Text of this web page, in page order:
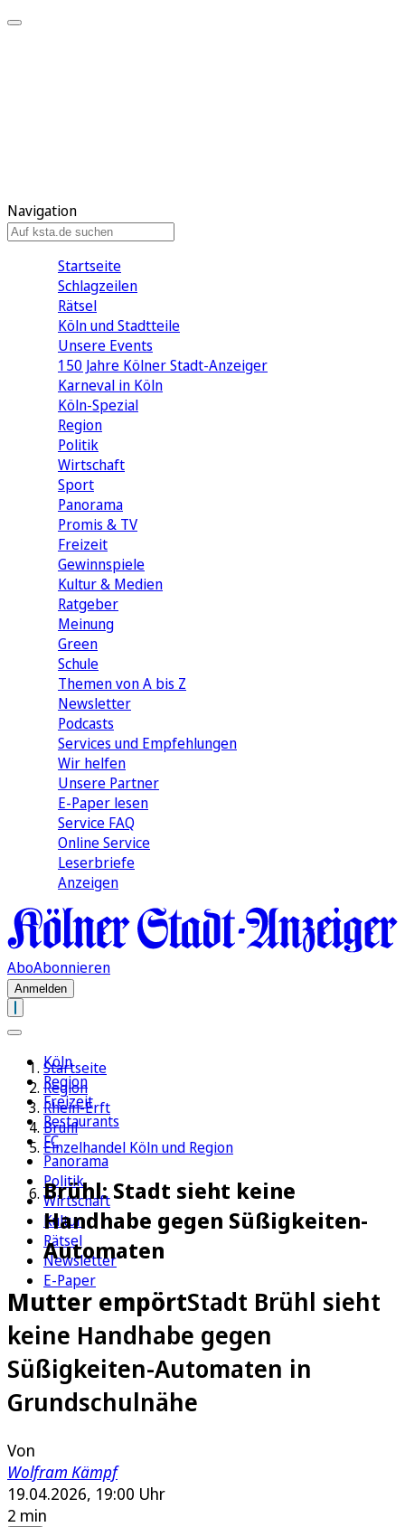
Navigation
Startseite
Schlagzeilen
Rätsel
Köln und Stadtteile
Unsere Events
150 Jahre Kölner Stadt-Anzeiger
Karneval in Köln
Köln-Spezial
Region
Politik
Wirtschaft
Sport
Panorama
Promis & TV
Freizeit
Gewinnspiele
Kultur & Medien
Ratgeber
Meinung
Green
Schule
Themen von A bis Z
Newsletter
Podcasts
Services und Empfehlungen
Wir helfen
Unsere Partner
E-Paper lesen
Service FAQ
Online Service
Leserbriefe
Anzeigen
AboAbonnieren
Anmelden
Köln
Region
Freizeit
Restaurants
FC
Panorama
Politik
Wirtschaft
Kultur
Rätsel
Newsletter
E-Paper
Startseite
Region
Rhein-Erft
Brühl
Einzelhandel Köln und Region
Brühl: Stadt sieht keine
Handhabe gegen Süßigkeiten-
Automaten
Mutter empörtStadt Brühl sieht
keine Handhabe gegen
Süßigkeiten-Automaten in
Grundschulnähe
Von
Wolfram Kämpf
19.04.2026, 19:00 Uhr
2 min